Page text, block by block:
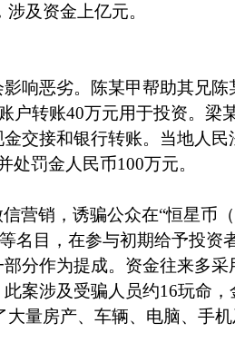
涉及资金上亿元。
响恶劣。陈某甲帮助其兄
户转账40万元用于投资。梁
交接和银行转账。当地人
处罚金人民币100万元。
营销，诱骗公众在“恒星币
名目，在参与初期给予投
分作为提成。资金往来多
案涉及受骗人员约16玩命，
量房产、车辆、电脑、手